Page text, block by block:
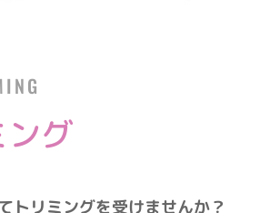
ング
トリミングを受けませんか？